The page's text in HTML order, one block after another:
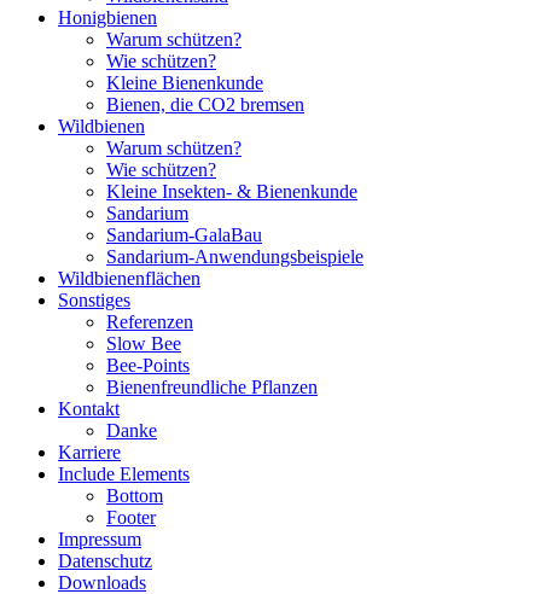
Honigbienen
Warum schützen?
Wie schützen?
Kleine Bienenkunde
Bienen, die CO2 bremsen
Wildbienen
Warum schützen?
Wie schützen?
Kleine Insekten- & Bienenkunde
Sandarium
Sandarium-GalaBau
Sandarium-Anwendungsbeispiele
Wildbienenflächen
Sonstiges
Referenzen
Slow Bee
Bee-Points
Bienenfreundliche Pflanzen
Kontakt
Danke
Karriere
Include Elements
Bottom
Footer
Impressum
Datenschutz
Downloads